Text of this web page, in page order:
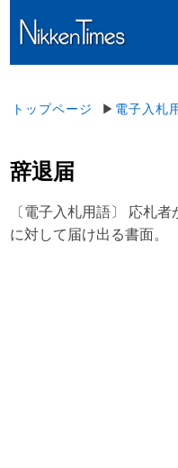
トップページ ▶ 電子入札
辞退届
〔電子入札用語〕 応札
に対して届け出る書面。